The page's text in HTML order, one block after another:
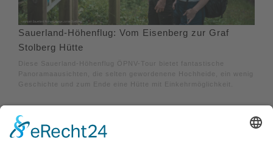
Sauerland-Höhenflug: Vom Eisenberg zur Graf
Stolberg Hütte
Diese Sauerland-Höhenflug ÖPNV-Tour bietet fantastische
Panoramaausichten, die selten gewordenene Hochheide, ein wenig
Geschichte und zum Ende eine Hütte mit Einkehrmöglichkeit.